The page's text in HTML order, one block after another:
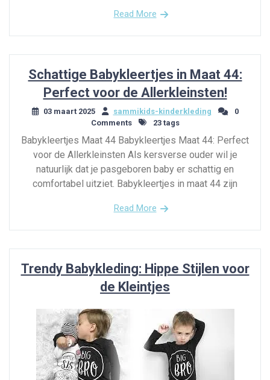
Read More
Schattige Babykleertjes in Maat 44:
Perfect voor de Allerkleinsten!
03 maart 2025 sammikids-kinderkleding
0
Comments
23 tags
Babykleertjes Maat 44 Babykleertjes Maat 44: Perfect
voor de Allerkleinsten Als kersverse ouder wil je
natuurlijk dat je pasgeboren baby er schattig en
comfortabel uitziet. Babykleertjes in maat 44 zijn
Read More
Trendy Babykleding: Hippe Stijlen voor
de Kleintjes